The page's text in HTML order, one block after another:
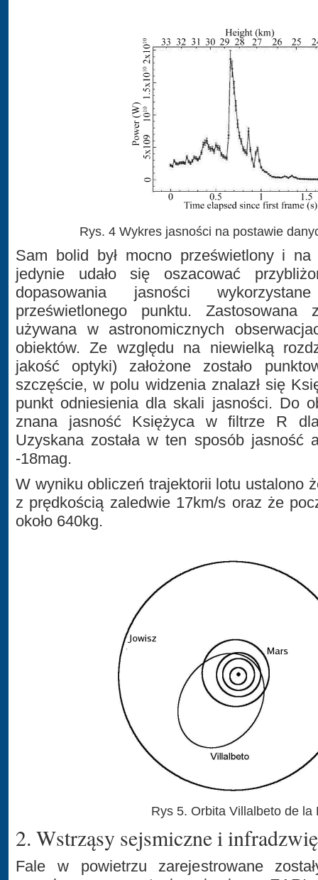
Rys. 4 Wykres jasności na postawie
Sam bolid był mocno prześwietlony i
jedynie udało się oszacować
dopasowania jasności
prześwietlonego punktu. Zastosowana
używana w astronomicznych
obiektów. Ze względu na niewielką
jakość optyki) założone zostało
szczęście, w polu widzenia znalazł się
punkt odniesienia dla skali jasności. Do
znana jasność Księżyca w filtrze R
Uzyskana została w ten sposób jasność
-18mag.
W wyniku obliczeń trajektorii lotu ustalono
z prędkością zaledwie 17km/s oraz że
około 640kg.
Rys 5. Orbita Villalbeto de la
2. Wstrząsy sejsmiczne i
Fale w powietrzu zarejestrowane